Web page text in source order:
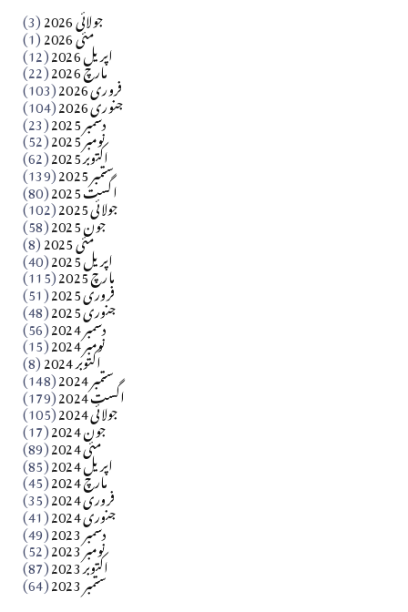
آزاد کشمیر جیسے احتجاج کی ضرورت ہے؟ از،،، ظہیرالدین
جولائی 2026 (3) مئی 2026 (1) اپریل 2026 (12) مارچ 2026 (22) فروری 2026 (103) جنوری 2026 (104) دسمبر 2025 (23) نومبر 2025 (52) اکتوبر 2025 (62) ستمبر 2025 (139) اگست 2025 (80) جولائی 2025 (102) جون 2025 (58) مئی 2025 (8) اپریل 2025 (40) مارچ 2025 (115) فروری 2025 (51) جنوری 2025 (48) دسمبر 2024 (56) نومبر 2024 (15) اکتوبر 2024 (8) ستمبر 2024 (148) اگست 2024 (179) جولائی 2024 (105) جون 2024 (17) مئی 2024 (89) اپریل 2024 (85) مارچ 2024 (45) فروری 2024 (35) جنوری 2024 (41) دسمبر 2023 (49) نومبر 2023 (52) اکتوبر 2023 (87) ستمبر 2023 (64)